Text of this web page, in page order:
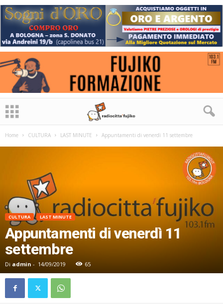
Home CULTURA LAST MINUTE Appuntamenti di venerdì 11 settembre
CULTURA LAST MINUTE
Appuntamenti di venerdì 11
settembre
Di admin - 14/09/2019 65